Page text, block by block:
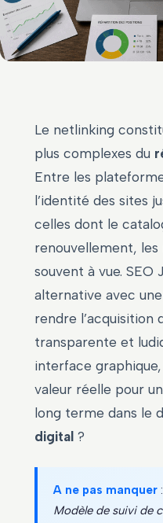
Le netlinking
plus complexes du
Entre les
l’identité des sites
celles dont le
renouvellement,
souvent à vue. SEO
alternative avec
rendre l’acquisition
transparente et
interface
valeur réelle pour
long terme dans le
digital ?
A ne pas manquer
Modèle de suivi de